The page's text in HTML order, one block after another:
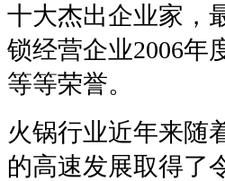
十大杰出企业家，
锁经营企业2006年
等等荣誉。
火锅行业近年来随
的高速发展取得了